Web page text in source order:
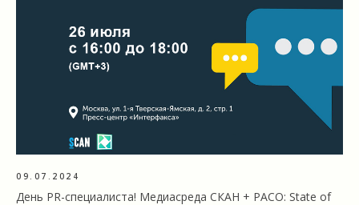
09.07.2024
День PR-специалиста! Медиасреда СКАН + РАСО: State of